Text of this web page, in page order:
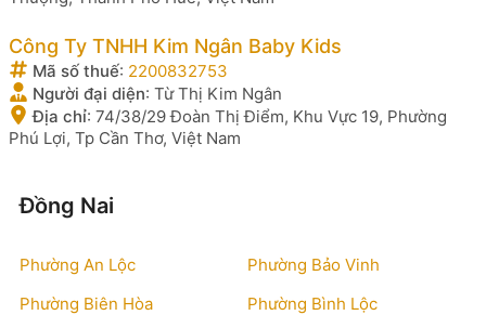
Công Ty TNHH Kim Ngân Baby Kids
Mã số thuế: 2200832753
Người đại diện: Từ Thị Kim Ngân
Địa chỉ: 74/38/29 Đoàn Thị Điểm, Khu Vực 19, Phường
Phú Lợi, Tp Cần Thơ, Việt Nam
Đồng Nai
Phường An Lộc
Phường Bảo Vinh
Phường Biên Hòa
Phường Bình Lộc